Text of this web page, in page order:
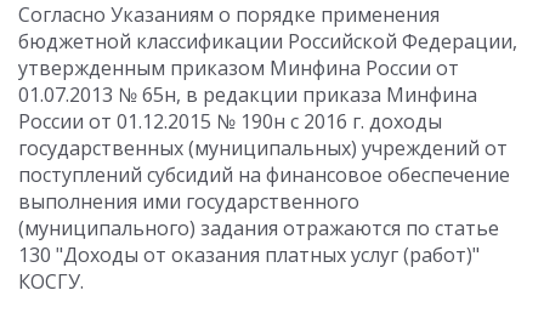
Согласно Указаниям о порядке применения
бюджетной классификации Российской Федерации,
утвержденным приказом Минфина России от
01.07.2013 № 65н, в редакции приказа Минфина
России от 01.12.2015 № 190н с 2016 г. доходы
государственных (муниципальных) учреждений от
поступлений субсидий на финансовое обеспечение
выполнения ими государственного
(муниципального) задания отражаются по статье
130 "Доходы от оказания платных услуг (работ)"
КОСГУ.